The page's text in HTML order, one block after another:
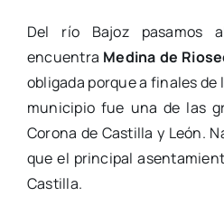
Del río Bajoz pasamos
encuentra Medina de
obligada porque a finales de
municipio fue una de las
Corona de Castilla y León.
que el principal
Castilla.